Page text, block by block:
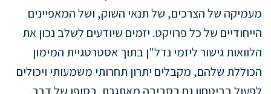
מעמיקה של הצרכים, של תנאי השוק, ושל המאפיינים
הייחודיים של כל פרויקט. יזמים שיודעים לשלב נכון את
הלוואות גישור ליזמי נדל"ן בתוך אסטרטגיית המימון
הכוללת שלהם, מקבלים יתרון תחרותי משמעותי ויכולים